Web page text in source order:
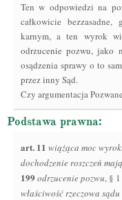
Ten w odpowiedzi na
całkowicie
karnym, a ten wyrok
odrzucenie pozwu, jako
osądzenia sprawy o to
przez inny Sąd.
Czy argumentacja
Podstawa prawna:
art. 11 wiążąca moc
dochodzenie roszczeń
199 odrzucenie pozwu, §
właściwość rzeczowa